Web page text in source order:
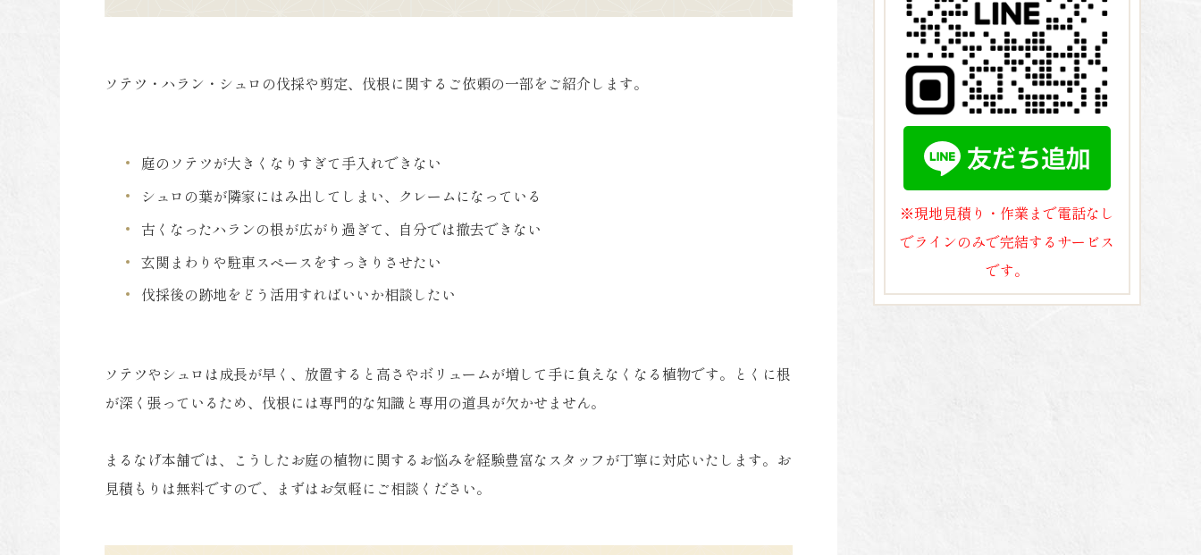
ソテツ・ハラン・シュロの伐採や剪定、伐根に関するご依頼の一部をご紹介します。
庭のソテツが大きくなりすぎて手入れできない
シュロの葉が隣家にはみ出してしまい、クレームになっている
古くなったハランの根が広がり過ぎて、自分では撤去できない
玄関まわりや駐車スペースをすっきりさせたい
伐採後の跡地をどう活用すればいいか相談したい
ソテツやシュロは成長が早く、放置すると高さやボリュームが増して手に負えなくなる植物です。とくに根
が深く張っているため、伐根には専門的な知識と専用の道具が欠かせません。
まるなげ本舗では、こうしたお庭の植物に関するお悩みを経験豊富なスタッフが丁寧に対応いたします。お
見積もりは無料ですので、まずはお気軽にご相談ください。
※現地見積り・作業まで電話なし
でラインのみで完結するサービス
です。